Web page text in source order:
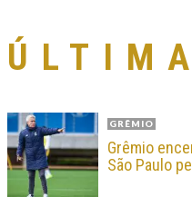
GRÊMIO
Grêmio
São Paulo